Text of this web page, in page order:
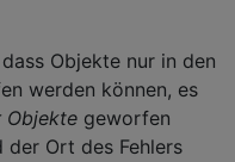
Objekte nur in den
werden können, es
Objekte geworfen
der Ort des Fehlers